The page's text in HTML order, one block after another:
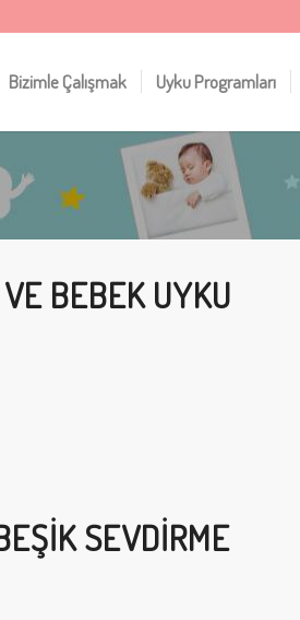
Bizimle Çalışmak Uyku Programları
BEBEK UYKU
SEVDIRME